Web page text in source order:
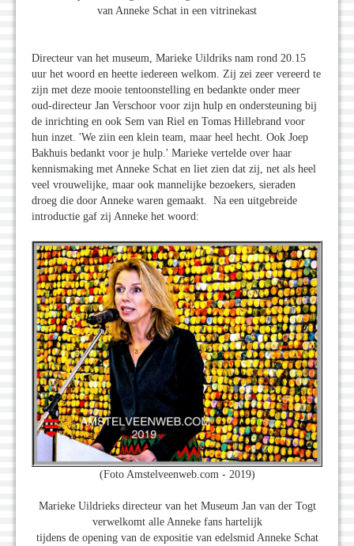
van Anneke Schat in een vitrinekast
Directeur van het museum, Marieke Uildriks nam rond 20.15
uur het woord en heette iedereen welkom. Zij zei zeer vereerd te
zijn met deze mooie tentoonstelling en bedankte onder meer
oud-directeur Jan Verschoor voor zijn hulp en ondersteuning bij
de inrichting en ook Sem van Riel en Tomas Hillebrand voor
hun inzet. 'We ziin een klein team, maar heel hecht. Ook Joep
Bakhuis bedankt voor je hulp.' Marieke vertelde over haar
kennismaking met Anneke Schat en liet zien dat zij, net als heel
veel vrouwelijke, maar ook mannelijke bezoekers, sieraden
droeg die door Anneke waren gemaakt. Na een uitgebreide
introductie gaf zij Anneke het woord:
(Foto Amstelveenweb.com - 2019)
Marieke Uildrieks directeur van het Museum Jan van der Togt
verwelkomt alle Anneke fans hartelijk
tijdens de opening van de expositie van edelsmid Anneke Schat